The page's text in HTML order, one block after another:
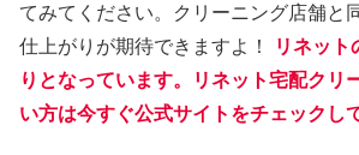
てみてください。クリーニング店舗と
仕上がりが期待できますよ！
リネット
りとなっています。リネット宅配クリ
い方は今すぐ公式サイトをチェックし